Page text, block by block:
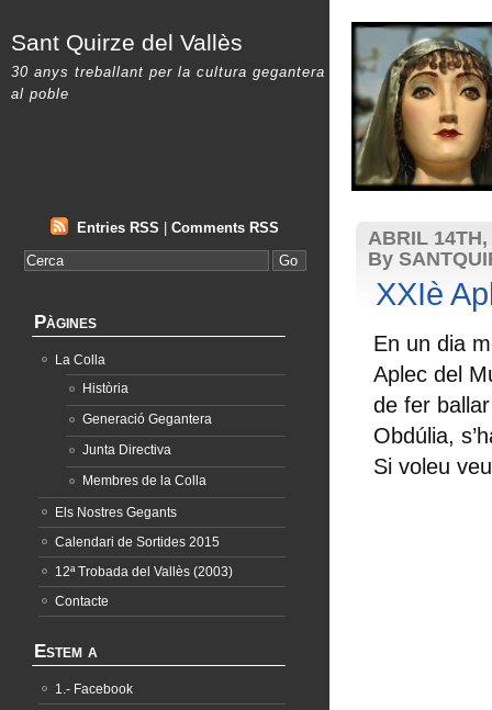
ABRIL 14TH,
By
XXIè
En un dia
Aplec del
de fer
Obdúlia,
Si voleu
Sant Quirze del Vallès
30 anys treballant per la cultura gegantera
al poble
Entries RSS Comments RSS
Pàgines
La Colla
Història
Generació Gegantera
Junta Directiva
Membres de la Colla
Els Nostres Gegants
Calendari de Sortides 2015
12ª Trobada del Vallès (2003)
Contacte
Estem a
1.- Facebook